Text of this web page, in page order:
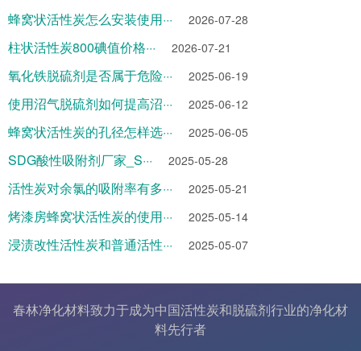
蜂窝状活性炭怎么安装使用··· 2026-07-28
柱状活性炭800碘值价格··· 2026-07-21
氧化铁脱硫剂是否属于危险··· 2025-06-19
使用沼气脱硫剂如何提高沼··· 2025-06-12
蜂窝状活性炭的孔径怎样选··· 2025-06-05
SDG酸性吸附剂厂家_S··· 2025-05-28
活性炭对余氯的吸附率有多··· 2025-05-21
烤漆房蜂窝状活性炭的使用··· 2025-05-14
浸渍改性活性炭和普通活性··· 2025-05-07
春林净化材料致力于成为中国活性炭和脱硫剂行业的净化材
料先行者